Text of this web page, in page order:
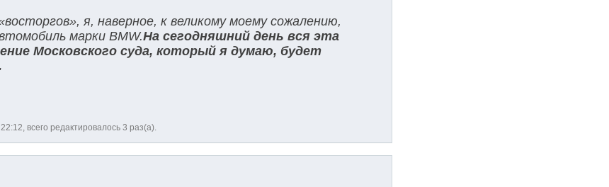
я, наверное, к великому моему сожалению,
марки BMW.На сегодняшний день вся эта
Московского суда, который я думаю, будет
всего редактировалось 3 раз(а).